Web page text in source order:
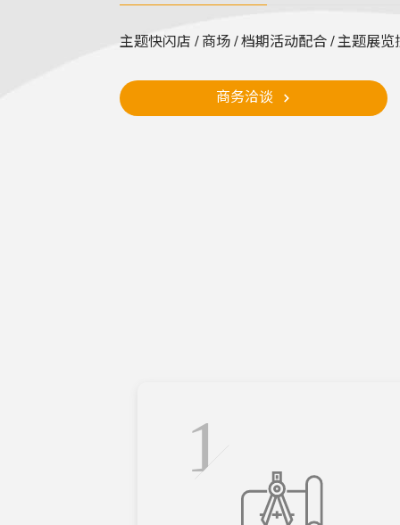
主题快闪店 / 商场 / 档期活动配合 / 主题展览
商务洽谈